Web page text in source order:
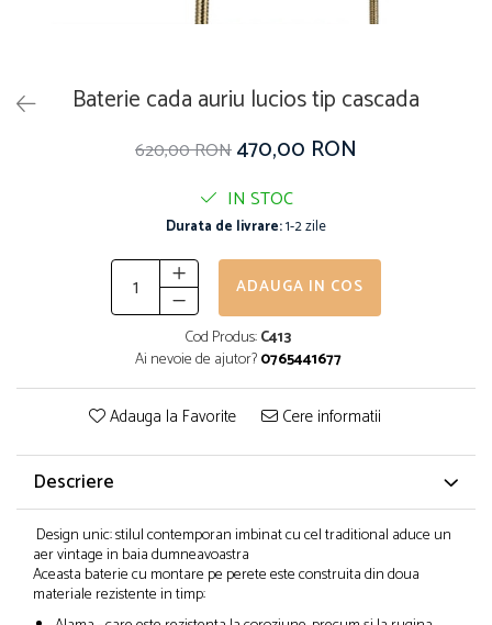
Baterie cada auriu lucios tip cascada
620,00 RON470,00 RON
IN STOC
Durata de livrare:1-2 zile
ADAUGA IN COS
Cod Produs:C413
Ai nevoie de ajutor?0765441677
Adauga la Favorite Cere informatii
Descriere
Design unic: stilul contemporan imbinat cu cel traditional aduce un
aer vintage in baia dumneavoastra
Aceasta baterie cu montare pe perete este construita din doua
materiale rezistente in timp: